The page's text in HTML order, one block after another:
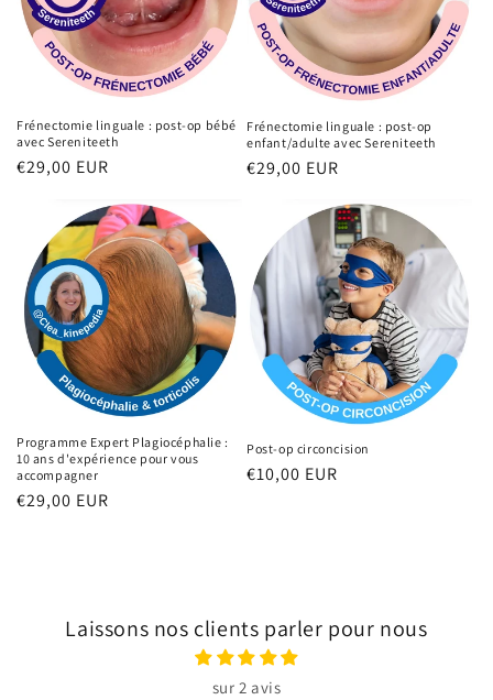
Frénectomie linguale : post-op bébé
avec Sereniteeth
Prix
€29,00 EUR
Frénectomie linguale : post-op
enfant/adulte avec Sereniteeth
Prix
€29,00 EUR
Programme Expert Plagiocéphalie :
10 ans d'expérience pour vous
accompagner
Prix
€29,00 EUR
Post-op circoncision
Prix
€10,00 EUR
Laissons nos clients parler pour nous
sur 2 avis